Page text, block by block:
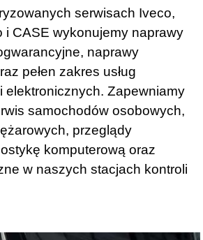
serwisach Iveco,
i CASE wykonujemy naprawy
naprawy
pełen zakres usług
elektronicznych. Zapewniamy
samochodów osobowych,
przeglądy
komputerową oraz
w naszych stacjach kontroli